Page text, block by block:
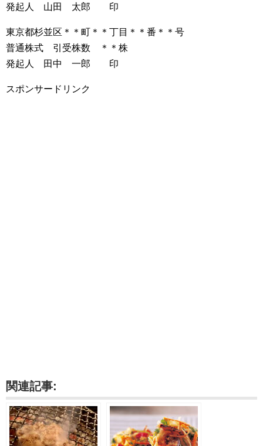
発起人 山田 太郎 印
東京都杉並区＊＊町＊＊丁目＊＊番＊＊号
普通株式 引受株数 ＊＊株
発起人 田中 一郎 印
スポンサードリンク
関連記事: